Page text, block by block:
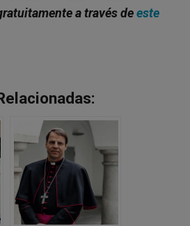
a través deeste